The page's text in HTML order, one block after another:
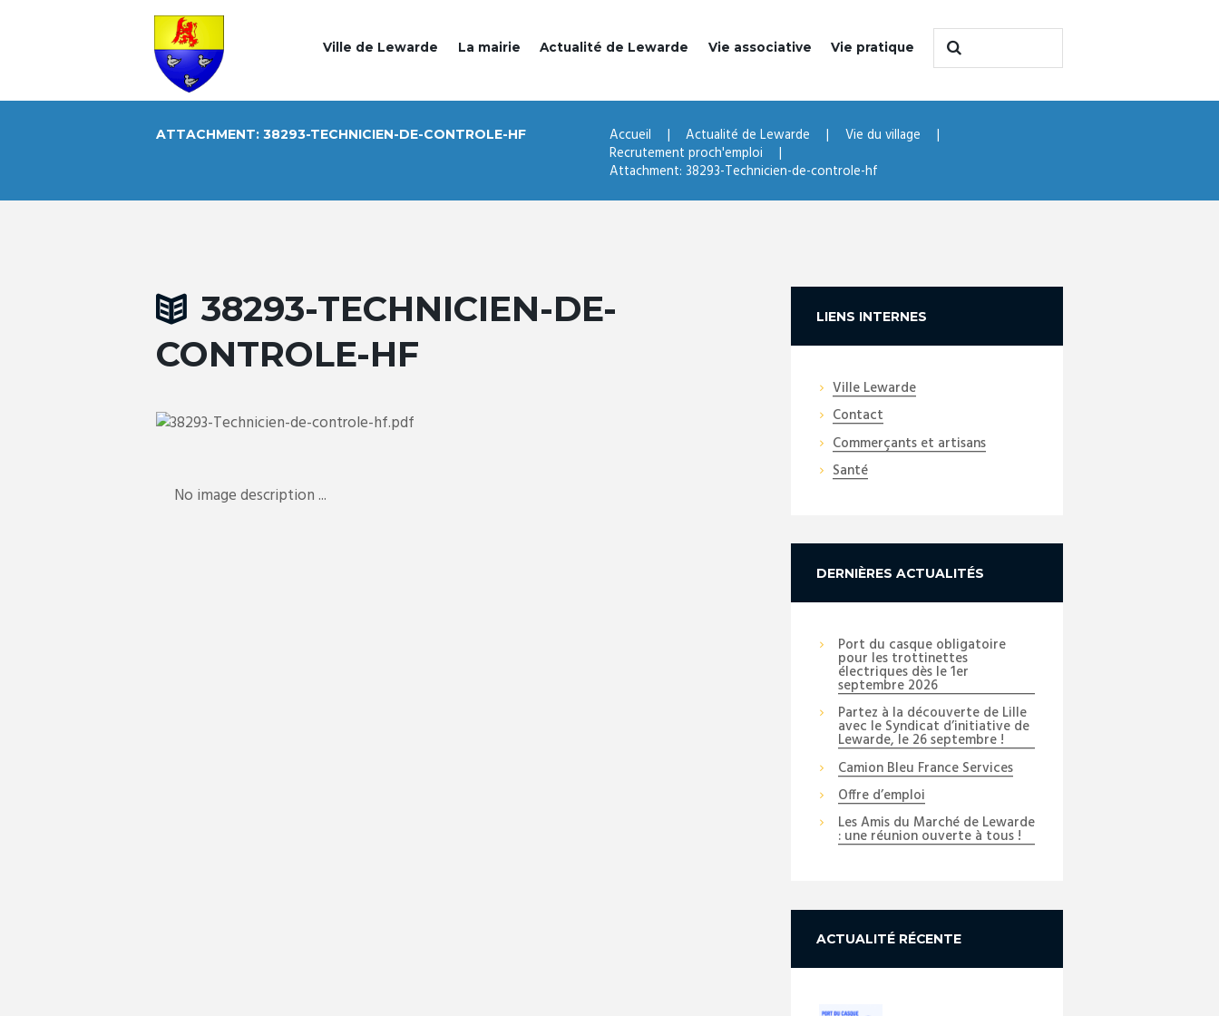
Ville de Lewarde La mairie Actualité de Lewarde Vie associative Vie pratique
ATTACHMENT: 38293-TECHNICIEN-DE-CONTROLE-HF Accueil Actualité de Lewarde
Vie du village
Recrutement proch'emploi
Attachment: 38293-Technicien-de-controle-hf
38293-TECHNICIEN-DE-
CONTROLE-HF
No image description ...
LIENS INTERNES
Ville Lewarde
Contact
Commerçants et artisans
Santé
DERNIÈRES ACTUALITÉS
Port du casque obligatoire
pour les trottinettes
électriques dès le 1er
septembre 2026
Partez à la découverte de Lille
avec le Syndicat d’initiative de
Lewarde, le 26 septembre !
Camion Bleu France Services
Offre d’emploi
Les Amis du Marché de Lewarde
: une réunion ouverte à tous !
ACTUALITÉ RÉCENTE